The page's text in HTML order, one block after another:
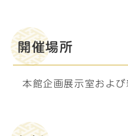
開催場所
本館企画展示室およ